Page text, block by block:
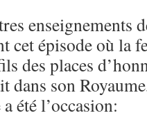
enseignements
cet épisode où la
des places
dans son
été l’occasion: